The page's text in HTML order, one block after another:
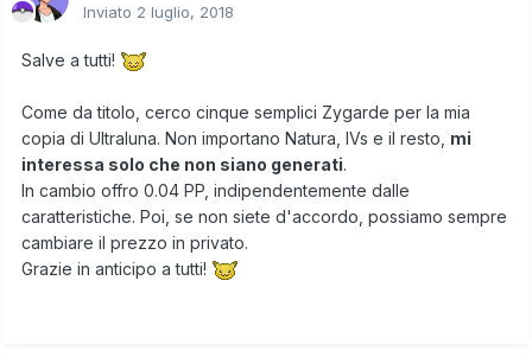
Inviato 2 luglio, 2018
Salve a tutti!
Come da titolo, cerco cinque semplici Zygarde per la mia
copia di Ultraluna. Non importano Natura, IVs e il resto, mi
interessa solo che non siano generati.
In cambio offro 0.04 PP, indipendentemente dalle
caratteristiche. Poi, se non siete d'accordo, possiamo sempre
cambiare il prezzo in privato.
Grazie in anticipo a tutti!